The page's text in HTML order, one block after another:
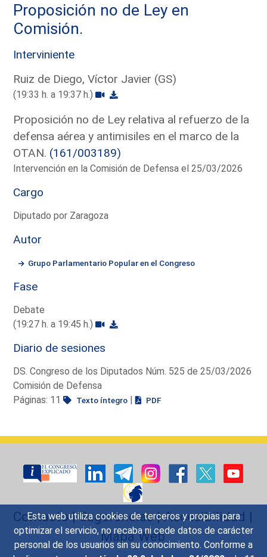
Esta web utiliza cookies de terceros y propias para
optimizar el servicio, no recaba ni cede datos de carácter
personal de los usuarios sin su conocimiento. Conforme a
Proposición no de Ley en
Comisión.
Interviniente
Ruiz de Diego, Víctor Javier (GS)
(19:33 h. a 19:37 h.)
Proposición no de Ley relativa al refuerzo de la
defensa aérea y antimisiles en el marco de la
OTAN. (161/003189)
Intervención en la Comisión de Defensa el 25/03/2026
Cargo
Diputado por Zaragoza
Autor
Grupo Parlamentario Popular en el Congreso
Fase
Debate
(19:27 h. a 19:45 h.)
Diario de sesiones
DS. Congreso de los Diputados Núm. 525 de 25/03/2026
Comisión de Defensa
Páginas: 11
Texto íntegro | PDF
Contacto|Sugerencias|Accesibilidad |
Mapa Web